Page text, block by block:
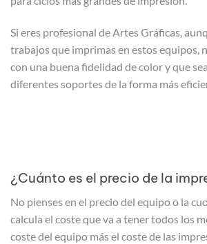
Si eres profesional de Artes Gráficas,
trabajos que imprimas en estos equipos,
con una buena fidelidad de color y que
diferentes soportes de la forma más
¿Cuánto es el precio de la
No pienses en el precio del equipo o la
calcula el coste que va a tener todos los
coste del equipo más el coste de las